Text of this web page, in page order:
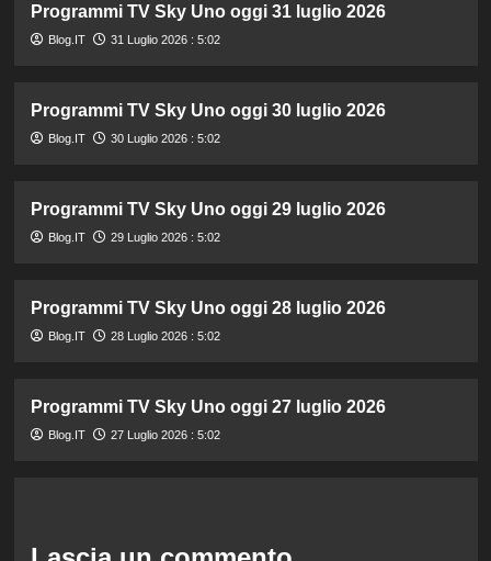
Programmi TV Sky Uno oggi 31 luglio 2026
Blog.IT 31 Luglio 2026 : 5:02
Programmi TV Sky Uno oggi 30 luglio 2026
Blog.IT 30 Luglio 2026 : 5:02
Programmi TV Sky Uno oggi 29 luglio 2026
Blog.IT 29 Luglio 2026 : 5:02
Programmi TV Sky Uno oggi 28 luglio 2026
Blog.IT 28 Luglio 2026 : 5:02
Programmi TV Sky Uno oggi 27 luglio 2026
Blog.IT 27 Luglio 2026 : 5:02